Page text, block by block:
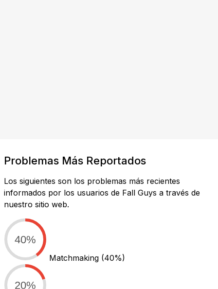
Problemas Más Reportados
Los siguientes son los problemas más recientes
informados por los usuarios de Fall Guys a través de
nuestro sitio web.
40%
Matchmaking (40%)
20%